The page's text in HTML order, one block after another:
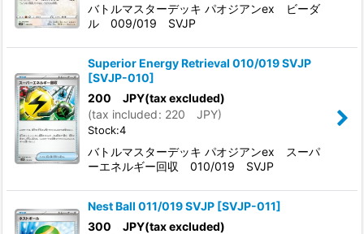
バトルマスターデッキ パオジアンex ビーダ
ル 009/019 SVJP
Superior Energy Retrieval 010/019 SVJP
[SVJP-010]
200 JPY(tax excluded)
(tax included: 220 JPY)
Stock:4
バトルマスターデッキ パオジアンex スーパ
ーエネルギー回収 010/019 SVJP
Nest Ball 011/019 SVJP [SVJP-011]
300 JPY(tax excluded)